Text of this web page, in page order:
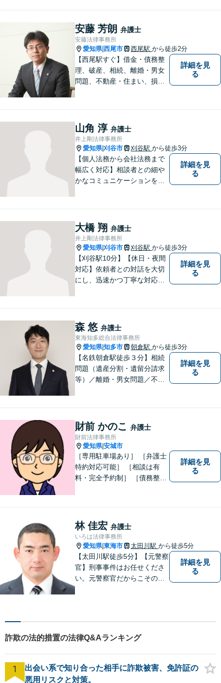
ださい
安藤 芳朗 弁護士
安藤法律事務所
愛知県|西尾市 西尾駅 から徒歩2分
【西尾駅すぐ】借金・債務整
理、破産、相続、離婚・男女
問題、不動産・住まい、損害
詳細を見
る
山角 淳 弁護士
井上剛法律事務所
愛知県|刈谷市 刈谷駅 から徒歩3分
【個人法務から会社法務まで
幅広く対応】相談者との細や
かなコミュニケーションを大
ら、お早めにご相談くださ
い。【JR在来線「刈谷駅」4
分】【駐車場あり】
詳細を見
る
大橋 翔 弁護士
井上剛法律事務所
愛知県|刈谷市 刈谷駅 から徒歩3分
【刈谷駅10分】【休日・夜間
対応】依頼者との対話を大切
にし、迅速かつ丁寧な対応を
サービスを提供。【駐車場完
備】
詳細を見
る
森 悠 弁護士
東海知多総合法律事務所
愛知県|知多市 朝倉駅 から徒歩3分
【名鉄朝倉駅徒歩３分】相続
問題（遺産分割・遺留分請求
等）／離婚・男女問題／不動
多数。
詳細を見
る
財前 かのこ 弁護士
財前法律事務所
愛知県|安城市
［専用駐車場あり］ ［弁護士
特約対応可能］ ［相談は有
料・完全予約制］ ［債務整理
りになる街の法律家を目指し
ています。 暮らしのトラブ
ル、まずはご相談ください。
詳細を見
る
林 佳宏 弁護士
いろは法律事務所
愛知県|東海市 太田川駅 から徒歩5分
【太田川駅徒歩5分】【元警察
官】刑事事件はお任せくださ
い。元警察官だからこその視
ることはございません。元警
察官の経験を活かした交通事
故事案対応もいたします。
詳細を見
る
詐欺の法的措置の法律Q&Aランキング
1
出会い系で知り合った相手に詐欺被害、免許証の
悪用リスクと対策。